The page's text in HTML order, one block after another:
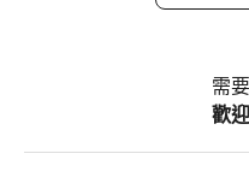
需
歡